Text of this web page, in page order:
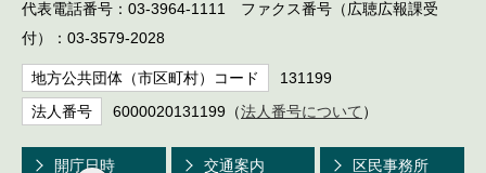
代表電話番号：03-3964-1111 ファクス番号（広聴広報課受
付）：03-3579-2028
地方公共団体（市区町村）コード 131199
法人番号 6000020131199（法人番号について ）
開庁日時 交通案内 区民事務所